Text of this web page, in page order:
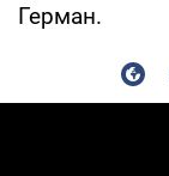
Герман.